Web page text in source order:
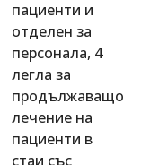
пациенти и
отделен за
персонала, 4
легла за
продължаващо
лечение на
пациенти в
стаи със